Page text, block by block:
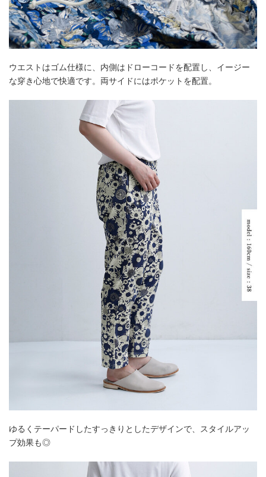
ウエストはゴム仕様に、内側はドローコードを配置し、イージー
な穿き心地で快適です。両サイドにはポケットを配置。
ゆるくテーパードしたすっきりとしたデザインで、スタイルアッ
プ効果も◎